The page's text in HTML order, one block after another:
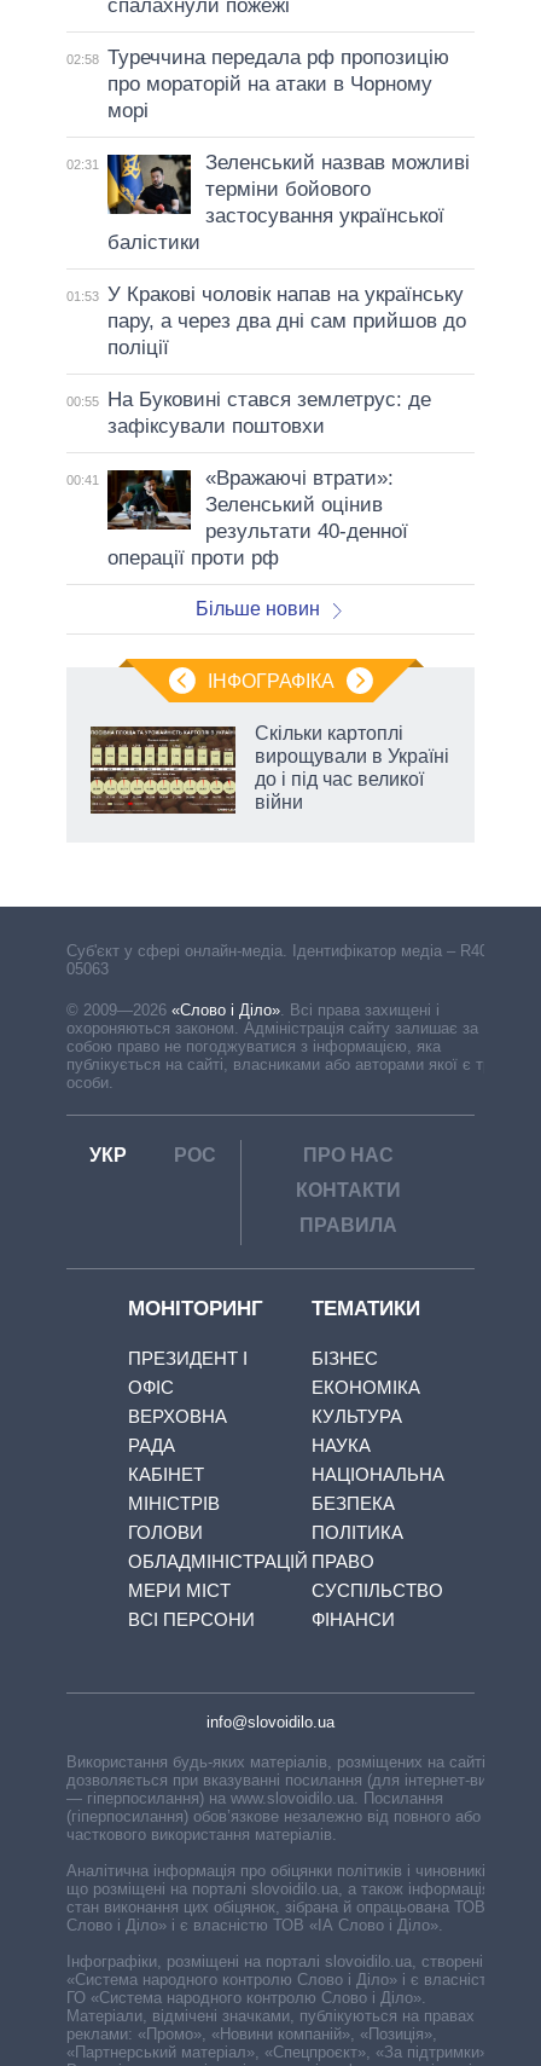
спалахнули пожежі
02:58 Туреччина передала рф пропозицію
про мораторій на атаки в Чорному
морі
02:31
Зеленський назвав можливі
терміни бойового
застосування української
балістики
01:53 У Кракові чоловік напав на українську
пару, а через два дні сам прийшов до
поліції
00:55
На Буковині стався землетрус: де
зафіксували поштовхи
00:41
«Вражаючі втрати»:
Зеленський оцінив
результати 40-денної
операції проти рф
Більше новин
ІНФОГРАФІКА
Скільки картоплі
вирощували в Україні
до і під час великої
війни
Cуб'єкт у сфері онлайн-медіа. Ідентифікатор медіа – R40-
05063
© 2009—2026 «Слово і Діло». Всі права захищені і
охороняються законом. Адміністрація сайту залишає за
собою право не погоджуватися з інформацією, яка
публікується на сайті, власниками або авторами якої є треті
особи.
УКР РОС
ПРО НАС
КОНТАКТИ
ПРАВИЛА
МОНІТОРИНГ
ПРЕЗИДЕНТ І
ОФІС
ВЕРХОВНА
РАДА
КАБІНЕТ
МІНІСТРІВ
ГОЛОВИ
ОБЛАДМІНІСТРАЦІЙ
МЕРИ МІСТ
ВСІ ПЕРСОНИ
ТЕМАТИКИ
БІЗНЕС
ЕКОНОМІКА
КУЛЬТУРА
НАУКА
НАЦІОНАЛЬНА
БЕЗПЕКА
ПОЛІТИКА
ПРАВО
СУСПІЛЬСТВО
ФІНАНСИ
info@slovoidilo.ua
Використання будь-яких матеріалів, розміщених на сайті,
дозволяється при вказуванні посилання (для інтернет-видань
— гіперпосилання) на www.slovoidilo.ua. Посилання
(гіперпосилання) обов’язкове незалежно від повного або
часткового використання матеріалів.
Аналітична інформація про обіцянки політиків і чиновників,
що розміщені на порталі slovoidilo.ua, а також інформація про
стан виконання цих обіцянок, зібрана й опрацьована ТОВ «ІА
Слово і Діло» і є власністю ТОВ «ІА Слово і Діло».
Інфографіки, розміщені на порталі slovoidilo.ua, створені ГО
«Система народного контролю Слово і Діло» і є власністю
ГО «Система народного контролю Слово і Діло».
Матеріали, відмічені значками, публікуються на правах
реклами: «Промо», «Новини компаній», «Позиція»,
«Партнерський матеріал», «Спецпроєкт», «За підтримки».